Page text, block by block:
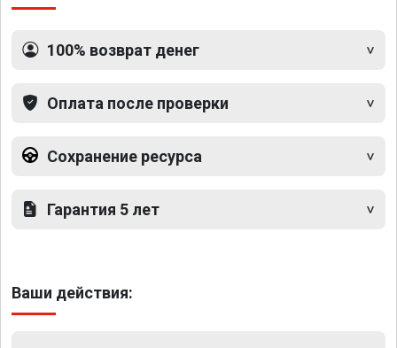
100% возврат денег
Оплата после проверки
Сохранение ресурса
Гарантия 5 лет
Ваши действия: